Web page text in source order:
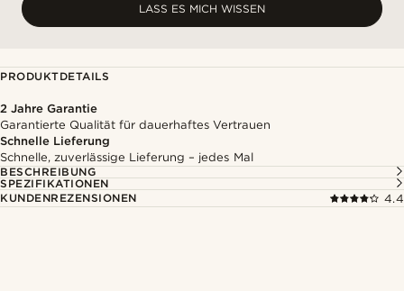
LASS ES MICH WISSEN
PRODUKTDETAILS
2 Jahre Garantie
Garantierte Qualität für dauerhaftes Vertrauen
Schnelle Lieferung
Schnelle, zuverlässige Lieferung – jedes Mal
BESCHREIBUNG
SPEZIFIKATIONEN
KUNDENREZENSIONEN
4.4